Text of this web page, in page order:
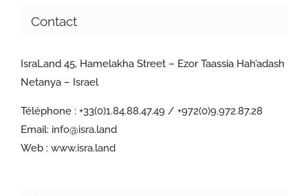
Contact
IsraLand 45, Hamelakha Street – Ezor Taassia Hah’adash
Netanya – Israel
Téléphone : +33(0)1.84.88.47.49 / +972(0)9.972.87.28
Email: info@isra.land
Web : www.isra.land